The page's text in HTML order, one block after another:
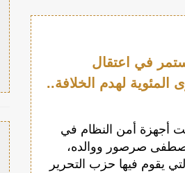
في اعتقال
لهدم الخلافة..
أجهزة أمن النظام في
صرصور ووالده،
يقوم فيها حزب التحرير